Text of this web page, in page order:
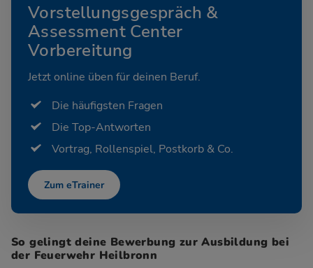
Vorstellungsgespräch &
Assessment Center
Vorbereitung
Jetzt online üben für deinen Beruf.
Die häufigsten Fragen
Die Top-Antworten
Vortrag, Rollenspiel, Postkorb & Co.
Zum eTrainer
So gelingt deine Bewerbung zur Ausbildung bei
der Feuerwehr Heilbronn